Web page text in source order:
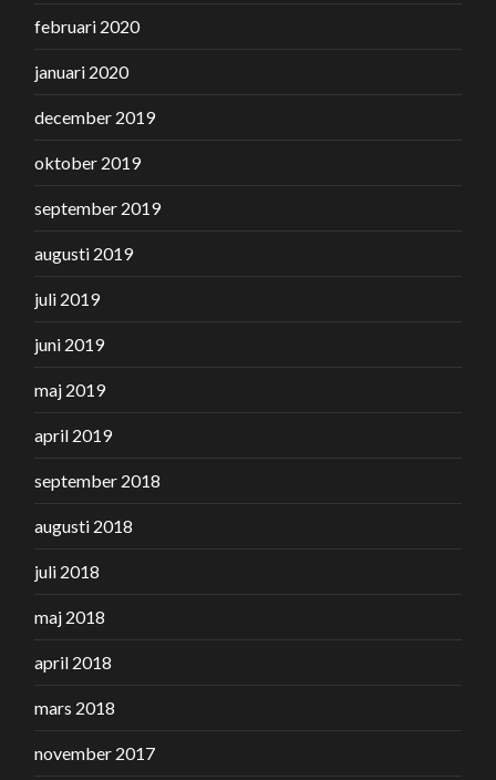
februari 2020
januari 2020
december 2019
oktober 2019
september 2019
augusti 2019
juli 2019
juni 2019
maj 2019
april 2019
september 2018
augusti 2018
juli 2018
maj 2018
april 2018
mars 2018
november 2017